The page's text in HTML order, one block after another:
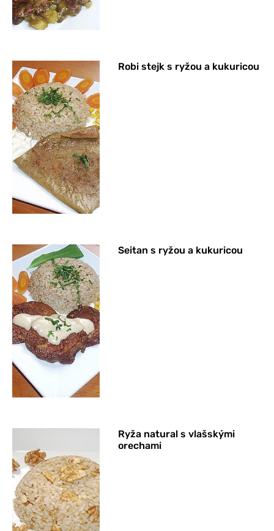
Robi stejk s ryžou a kukuricou
Seitan s ryžou a kukuricou
Ryža natural s vlašskými
orechami